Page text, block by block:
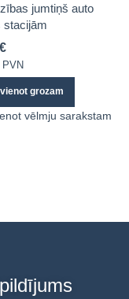
jumtiņš auto
stacijām
€
grozam
vēlmju sarakstam